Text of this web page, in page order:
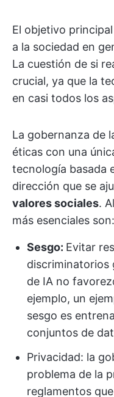
El objetivo
a la sociedad en
La cuestión de si
crucial, ya que la
en casi todos los
La gobernanza de
éticas con una
tecnología basada
dirección que se
valores sociales.
más esenciales son:
Sesgo: Evitar
discriminatorios
de IA no
ejemplo, un
sesgo es
conjuntos de
Privacidad: la
problema de la
reglamentos